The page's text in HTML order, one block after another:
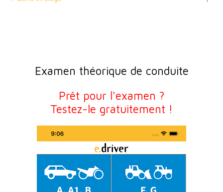
Examen théorique de conduite
Prêt pour l'examen ?
Testez-le gratuitement !